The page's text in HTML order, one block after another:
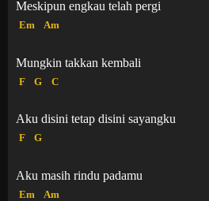
Meskipun engkau telah pergi
Em Am
Mungkin takkan kembali
F G C
Aku disini tetap disini sayangku
F G
Aku masih rindu padamu
Em Am